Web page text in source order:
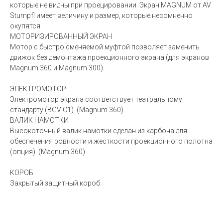
которые не видны при проецировании. Экран MAGNUM от AV
Stumpfl имеет величину и размер, которые несомненно
окупятся.
МОТОРИЗИРОВАННЫЙ ЭКРАН
Мотор с быстро сменяемой муфтой позволяет заменить
движок без демонтажа проекционного экрана (для экранов
Magnum 360 и Magnum 300).
ЭЛЕКТРОМОТОР
Электромотор экрана соответствует театральному
стандарту (BGV C1). (Magnum 360)
ВАЛИК НАМОТКИ
Высокоточный валик намотки сделан из карбона для
обеспечения ровности и жесткости проекционного полотна
(опция). (Magnum 360)
КОРОБ
Закрытый защитный короб.